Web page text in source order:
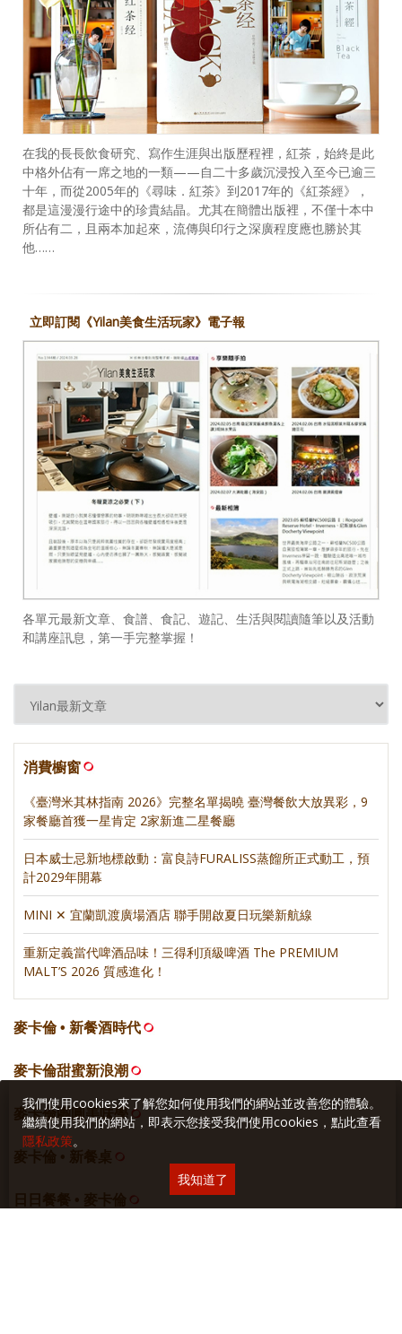
在我的長長飲食研究、寫作生涯與出版歷程裡，紅茶，始終是此
中格外佔有一席之地的一類——自二十多歲沉浸投入至今已逾三
十年，而從2005年的《尋味．紅茶》到2017年的《紅茶經》，
都是這漫漫行途中的珍貴結晶。尤其在簡體出版裡，不僅十本中
所佔有二，且兩本加起來，流傳與印行之深廣程度應也勝於其
他……
立即訂閱《Yilan美食生活玩家》電子報
各單元最新文章、食譜、食記、遊記、生活與閱讀隨筆以及活動
和講座訊息，第一手完整掌握！
消費櫥窗
《臺灣米其林指南 2026》完整名單揭曉 臺灣餐飲大放異彩，9
家餐廳首獲一星肯定 2家新進二星餐廳
日本威士忌新地標啟動：富良詩FURALISS蒸餾所正式動工，預
計2029年開幕
MINI ✕ 宜蘭凱渡廣場酒店 聯手開啟夏日玩樂新航線
重新定義當代啤酒品味！三得利頂級啤酒 The PREMIUM
MALT’S 2026 質感進化！
麥卡倫 • 新餐酒時代
麥卡倫甜蜜新浪潮
麥卡倫團圓美味學
麥卡倫 • 新餐桌
日日餐餐 • 麥卡倫
我們使用cookies來了解您如何使用我們的網站並改善您的體驗。
繼續使用我們的網站，即表示您接受我們使用cookies，點此查看
隱私政策。
我知道了